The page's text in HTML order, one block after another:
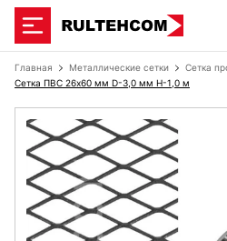
Главная Металлические сетки
Сетка
Сетка ПВС 26х60 мм D-3,0 мм H-1,0 м